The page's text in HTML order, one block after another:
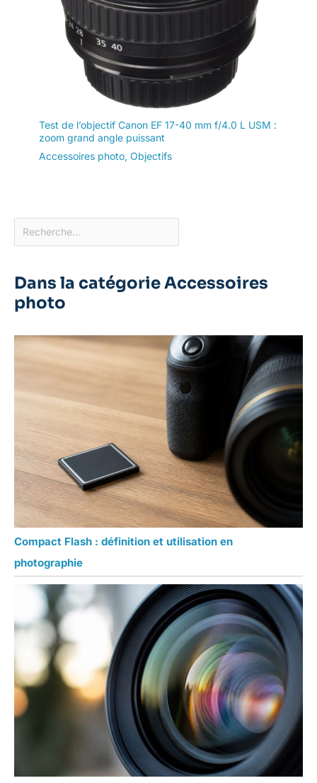
Test de l’objectif Canon EF 17-40 mm f/4.0 L USM :
zoom grand angle puissant
Accessoires photo, Objectifs
Dans la catégorie Accessoires
photo
Compact Flash : définition et utilisation en
photographie